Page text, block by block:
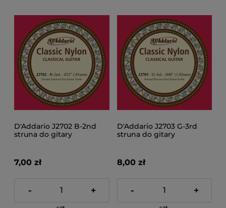
D'Addario J2702 B-2nd
struna do gitary
7,00 zł
- +
D'Addario J2703 G-3rd
struna do gitary
8,00 zł
- +